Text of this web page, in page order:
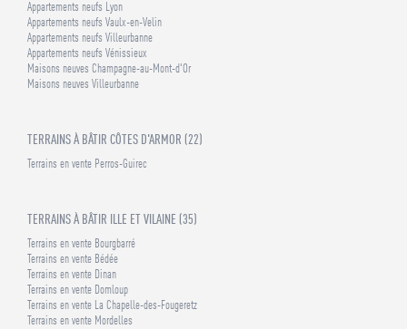
Appartements neufs Lyon
Appartements neufs Vaulx-en-Velin
Appartements neufs Villeurbanne
Appartements neufs Vénissieux
Maisons neuves Champagne-au-Mont-d'Or
Maisons neuves Villeurbanne
TERRAINS À BÂTIR CÔTES D'ARMOR (22)
Terrains en vente Perros-Guirec
TERRAINS À BÂTIR ILLE ET VILAINE (35)
Terrains en vente Bourgbarré
Terrains en vente Bédée
Terrains en vente Dinan
Terrains en vente Domloup
Terrains en vente La Chapelle-des-Fougeretz
Terrains en vente Mordelles